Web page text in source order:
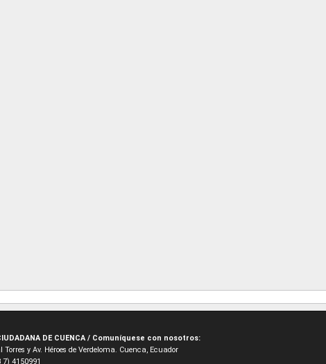
DE CUENCA / Comuníquese con nosotros:
Torres y Av. Héroes de Verdeloma. Cuenca, Ecuador
7) 4150991